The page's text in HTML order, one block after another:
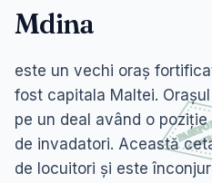
Mdina
este un vechi oraș
fost capitala Maltei.
pe un deal având o
de invadatori. Această
de locuitori și este